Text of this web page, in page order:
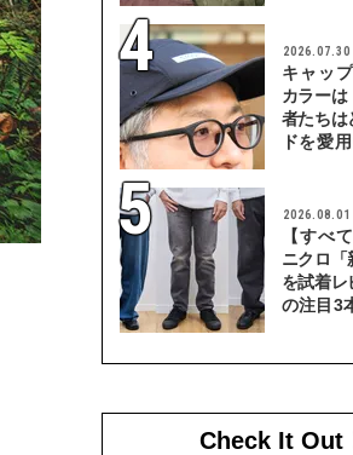
2026.07.30
キャッ
カラーは
者たちは
ドを愛
2026.08.01
【すべ
ニクロ「
を試着レ
の注目3
Check It Out